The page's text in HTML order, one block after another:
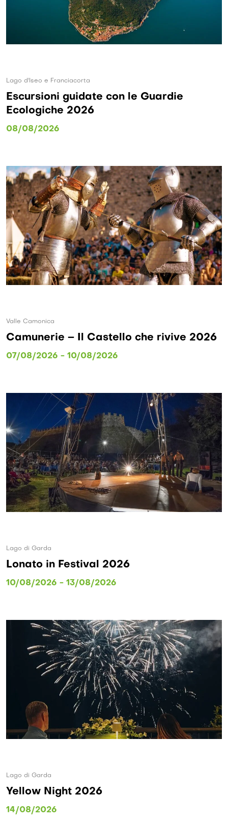
Lago d'Iseo e Franciacorta
Escursioni guidate con le Guardie
Ecologiche 2026
08/08/2026
Valle Camonica
Camunerie – Il Castello che rivive 2026
07/08/2026 - 10/08/2026
Lago di Garda
Lonato in Festival 2026
10/08/2026 - 13/08/2026
Lago di Garda
Yellow Night 2026
14/08/2026